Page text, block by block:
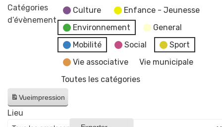
Catégories
d’évènement
Culture
Enfance - Jeunesse
Environnement
General
Mobilité
Social
Sport
Vie associative
Vie municipale
Toutes les catégories
Vueimpression
Lieu